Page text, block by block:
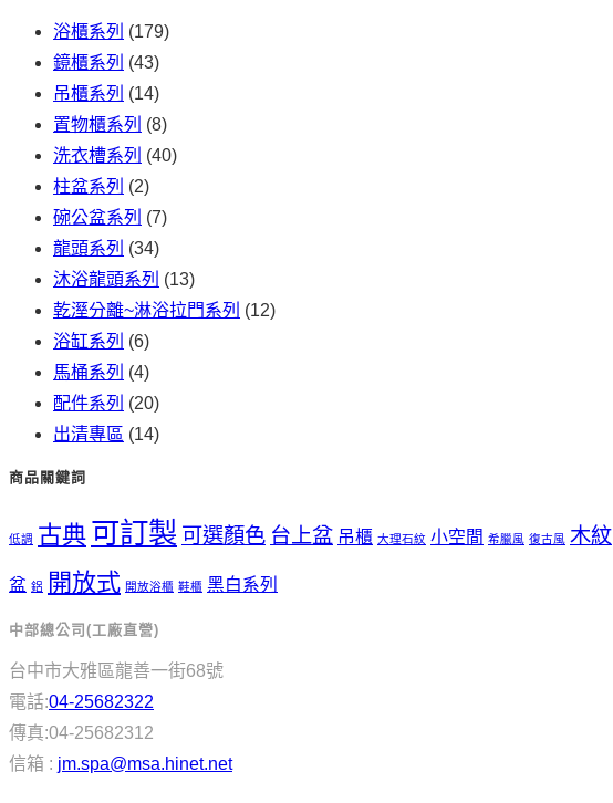
浴櫃系列 (179)
鏡櫃系列 (43)
吊櫃系列 (14)
置物櫃系列 (8)
洗衣槽系列 (40)
柱盆系列 (2)
碗公盆系列 (7)
龍頭系列 (34)
沐浴龍頭系列 (13)
乾溼分離~淋浴拉門系列 (12)
浴缸系列 (6)
馬桶系列 (4)
配件系列 (20)
出清專區 (14)
商品關鍵詞
低調 古典 可訂製 可選顏色 台上盆 吊櫃 大理石紋 小空間 希臘風 復古風 木紋
盆 鋁 開放式 開放浴櫃 鞋櫃 黑白系列
中部總公司(工廠直營)
台中市大雅區龍善一街68號
電話:04-25682322
傳真:04-25682312
信箱 : jm.spa@msa.hinet.net